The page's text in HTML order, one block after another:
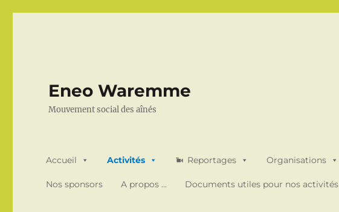
Eneo Waremme
Mouvement social des aînés
Accueil Activités Reportages Organisations
Nos sponsors A propos … Documents utiles pour nos activités